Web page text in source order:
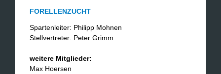
FORELLENZUCHT
Spartenleiter: Philipp Mohnen
Stellvertreter: Peter Grimm
weitere Mitglieder:
​Max Hoersen